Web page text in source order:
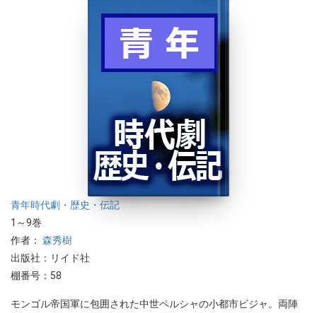
青年時代劇・歴史・伝記
1～9巻
作者： 森秀樹
出版社：リイド社
棚番号：58
モンゴル帝国軍に包囲された中世ペルシャの小都市ビジャ。両陣